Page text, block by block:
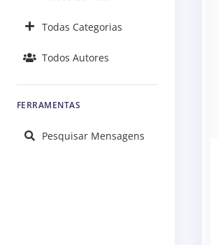
Todas Categorias
Todos Autores
FERRAMENTAS
Pesquisar Mensagens